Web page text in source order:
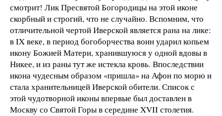
смотрит! Лик Пресвятой Богородицы на этой иконе
скорбный и строгий, что не случайно. Вспомним, что
отличительной чертой Иверской является рана на лике:
в IX веке, в период богоборчества воин ударил копьем
икону Божией Матери, хранившуюся у одной вдовы в
Никее, и из раны тут же истекла кровь. Впоследствии
икона чудесным образом «пришла» на Афон по морю и
стала хранительницей Иверской обители. Список с
этой чудотворной иконы впервые был доставлен в
Москву со Святой Горы в середине XVII столетия.